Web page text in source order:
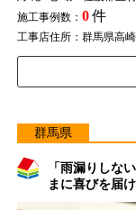
施工事例数： 0件
工事店住所：群馬県高
群馬県
「雨漏りしな
まに喜びを届